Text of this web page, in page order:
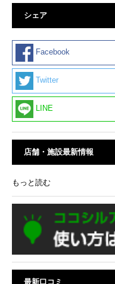
シェア
Facebook
Twitter
LINE
店舗・施設最新情報
もっと読む
最新口コミ